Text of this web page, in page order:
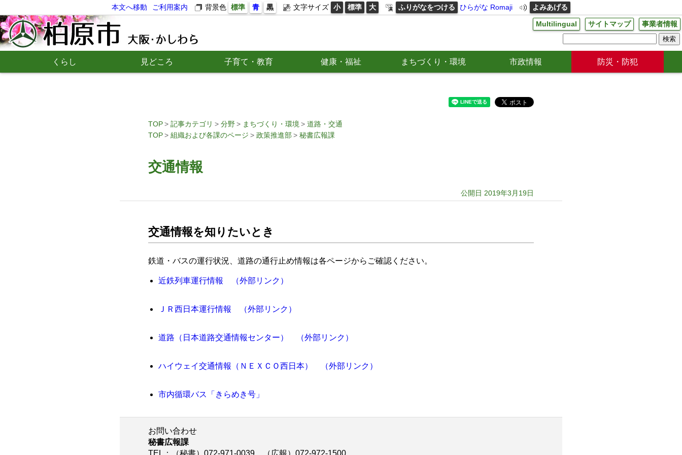
本文へ移動 ご利用案内 背景色 標準 青 黒 文字サイズ 小 標準 大 ふりがなをつける ひらがな Romaji よみあげる
Multilingual サイトマップ 事業者情報
くらし 見どころ 子育て・教育 健康・福祉 まちづくり・環境 市政情報 防災・防犯
TOP 記事カテゴリ 分野 まちづくり・環境
道路・交通
TOP
組織および各課のページ 政策推進部 秘書広報課
交通情報
公開日 2019年3月19日
交通情報を知りたいとき
鉄道・バスの運行状況、道路の通行止め情報は各ページからご確認ください。
近鉄列車運行情報 （外部リンク）
ＪＲ西日本運行情報 （外部リンク）
道路（日本道路交通情報センター） （外部リンク）
ハイウェイ交通情報（ＮＥＸＣＯ西日本） （外部リンク）
市内循環バス「きらめき号」
お問い合わせ
秘書広報課
TEL
：（秘書）072-971-0039、（広報）072-972-1500